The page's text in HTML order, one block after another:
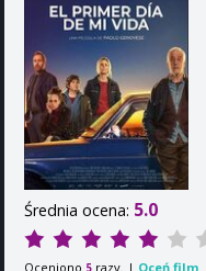
Średnia ocena: 5.0
Oceniono 5 razy. | Oceń film